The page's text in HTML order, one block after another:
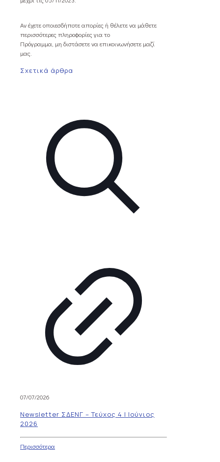
Αν έχετε οποιεσδήποτε απορίες ή θέλετε να μάθετε
περισσότερες πληροφορίες για το
Πρόγραμμα, μη διστάσετε να επικοινωνήσετε μαζί
μας.
Σχετικά άρθρα
07/07/2026
Newsletter ΣΔΕΝΓ – Τεύχος 4 | Ιούνιος
2026
Περισσότερα